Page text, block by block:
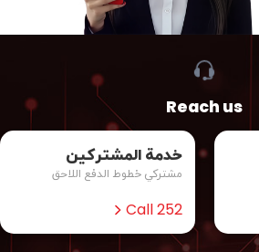
Reach us
خدمة المشترکین
مشتركي خطوط الدفع اللاحق
Call 252